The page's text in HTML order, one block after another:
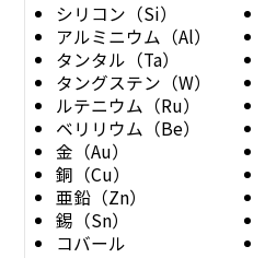
シリコン（Si）
アルミニウム（Al）
タンタル（Ta）
タングステン（W）
ルテニウム（Ru）
ベリリウム（Be）
金（Au）
銅（Cu）
亜鉛（Zn）
錫（Sn）
コバール